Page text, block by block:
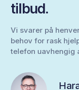
tilbud.
Vi svarer på
behov for rask
telefon uavhengig